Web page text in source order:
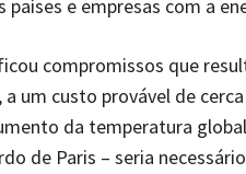
países e empresas com a
compromissos que
um custo provável de
da temperatura
de Paris – seria